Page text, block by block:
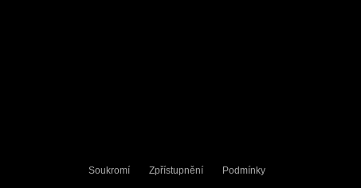
Soukromí Zpřístupnění Podmínky